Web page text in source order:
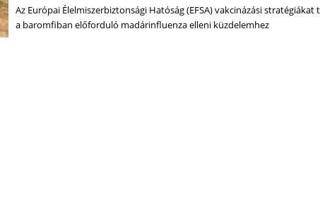
Az Európai Élelmiszerbiztonsági Hatóság (EFSA) vakcinázási stratégiákat
a baromfiban előforduló madárinfluenza elleni küzdelemhez